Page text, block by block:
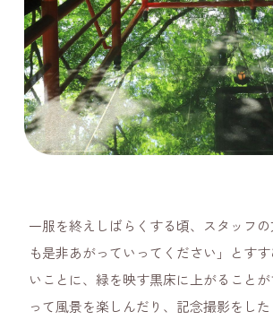
一服を終えしばらくする頃、スタッフ
も是非あがっていってください」とす
いことに、緑を映す黒床に上がること
って風景を楽しんだり、記念撮影をし